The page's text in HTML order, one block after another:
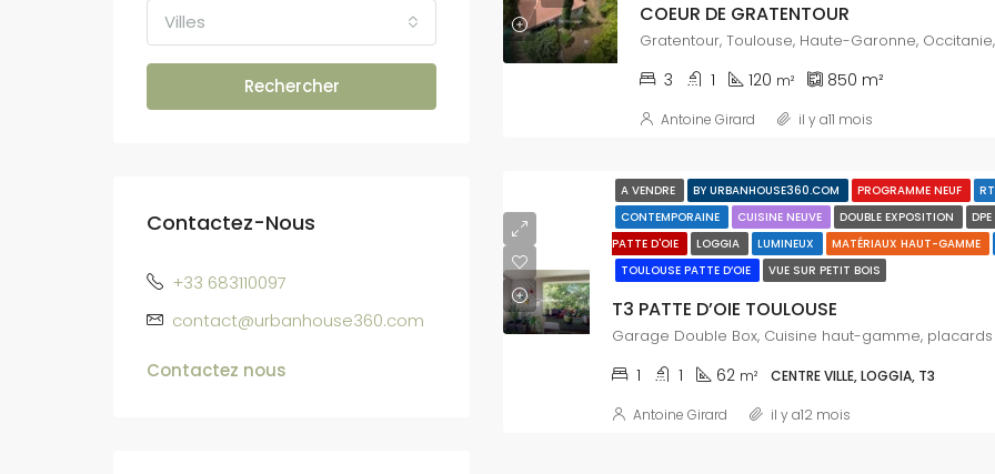
COEUR DE GRATENTOUR
3 1 120 m² 850 m²
Antoine Girard il y a11 mois
A VENDRE BY URBANHOUSE360.COM PROGRAMME NEUF
CONTEMPORAINE
CUISINE NEUVE DOUBLE EXPOSITION
PATTE D'OIE
LOGGIA LUMINEUX MATÉRIAUX HAUT-GAMME
TOULOUSE PATTE D’OIE
VUE SUR PETIT BOIS
T3 PATTE D’OIE TOULOUSE
1 1 62 m² CENTRE VILLE, LOGGIA, T3
Antoine Girard il y a12 mois
Villes
Rechercher
Contactez-Nous
+33 683110097
contact@urbanhouse360.com
Contactez nous